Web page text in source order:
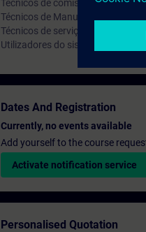
Técnicos de comissionamento;
Técnicos de Manutenção;
Técnicos de serviço;
Utilizadores do sistema.
Dates And Registration
Currently, no events available
Add yourself to the course
Activate notification service
Personalised Quotation